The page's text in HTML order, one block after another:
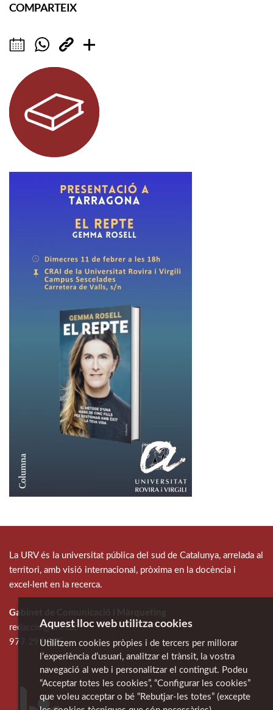
COMPARTEIX
La URV és la universitat pública del sud de Catalunya, arrelada al
territori, amb visió internacional, pròxima en la docència i
excel·lent en la recerca.
Gabinet de Comunicació i Màrqueting
redaccio@urv.cat
977 297 975
Aquest lloc web utilitza cookies
Utilitzem cookies pròpies i de tercers per millorar
l’experiència d’usuari, analitzar el trànsit, la vostra
navegació al web i personalitzar el contingut. Podeu
“Acceptar totes les cookies”, “Configurar les cookies”
que voleu acceptar o bé “Rebutjar-les totes” (excepte